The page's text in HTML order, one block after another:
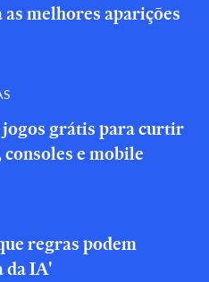
melhores aparições
jogos grátis para curtir
consoles e mobile
regras podem
da IA'